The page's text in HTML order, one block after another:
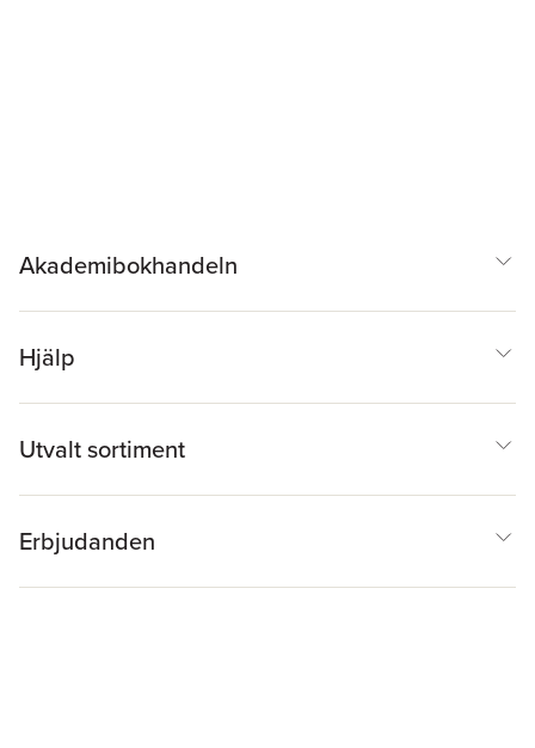
Akademibokhandeln
Hjälp
Utvalt sortiment
Erbjudanden